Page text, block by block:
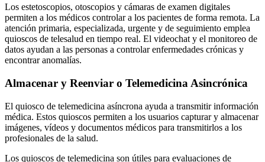
Los estetoscopios, otoscopios y cámaras de examen digitales
permiten a los médicos controlar a los pacientes de forma remota. La
atención primaria, especializada, urgente y de seguimiento emplea
quioscos de telesalud en tiempo real. El videochat y el monitoreo de
datos ayudan a las personas a controlar enfermedades crónicas y
encontrar anomalías.
Almacenar y Reenviar o Telemedicina Asincrónica
El quiosco de telemedicina asíncrona ayuda a transmitir información
médica. Estos quioscos permiten a los usuarios capturar y almacenar
imágenes, vídeos y documentos médicos para transmitirlos a los
profesionales de la salud.
Los quioscos de telemedicina son útiles para evaluaciones de